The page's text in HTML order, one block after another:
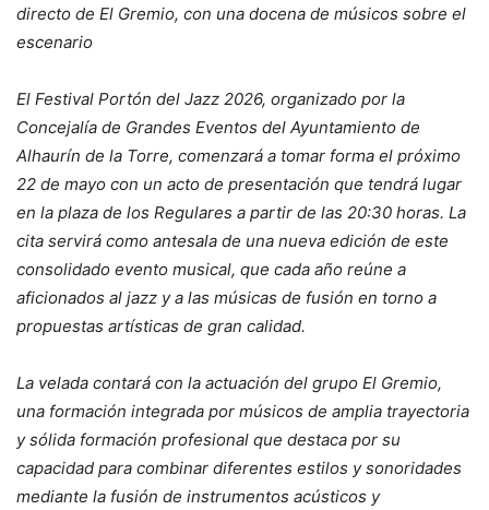
directo de El Gremio, con una docena de músicos sobre el
escenario
El Festival Portón del Jazz 2026, organizado por la
Concejalía de Grandes Eventos del Ayuntamiento de
Alhaurín de la Torre, comenzará a tomar forma el próximo
22 de mayo con un acto de presentación que tendrá lugar
en la plaza de los Regulares a partir de las 20:30 horas. La
cita servirá como antesala de una nueva edición de este
consolidado evento musical, que cada año reúne a
aficionados al jazz y a las músicas de fusión en torno a
propuestas artísticas de gran calidad.
La velada contará con la actuación del grupo El Gremio,
una formación integrada por músicos de amplia trayectoria
y sólida formación profesional que destaca por su
capacidad para combinar diferentes estilos y sonoridades
mediante la fusión de instrumentos acústicos y